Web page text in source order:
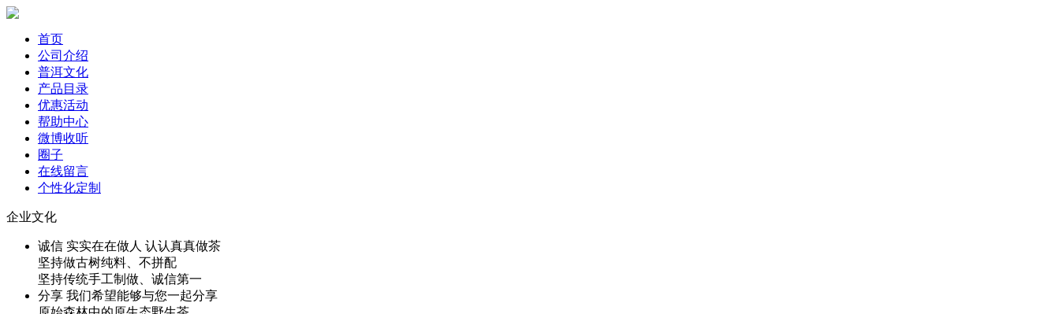
首页
公司介绍
普洱文化
产品目录
优惠活动
帮助中心
微博收听
圈子
在线留言
个性化定制
企业文化
诚信 实实在在做人 认认真真做茶
坚持做古树纯料、不拼配
坚持传统手工制做、诚信第一
分享 我们希望能够与您一起分享